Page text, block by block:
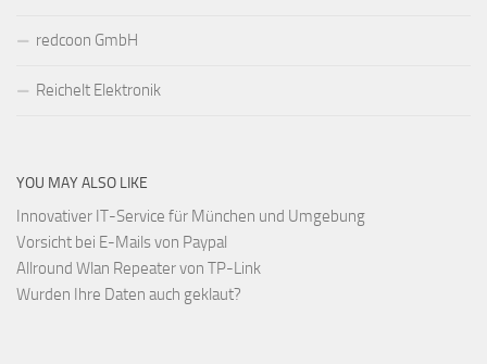
redcoon GmbH
Reichelt Elektronik
YOU MAY ALSO LIKE
Innovativer IT-Service für München und Umgebung
Vorsicht bei E-Mails von Paypal
Allround Wlan Repeater von TP-Link
Wurden Ihre Daten auch geklaut?